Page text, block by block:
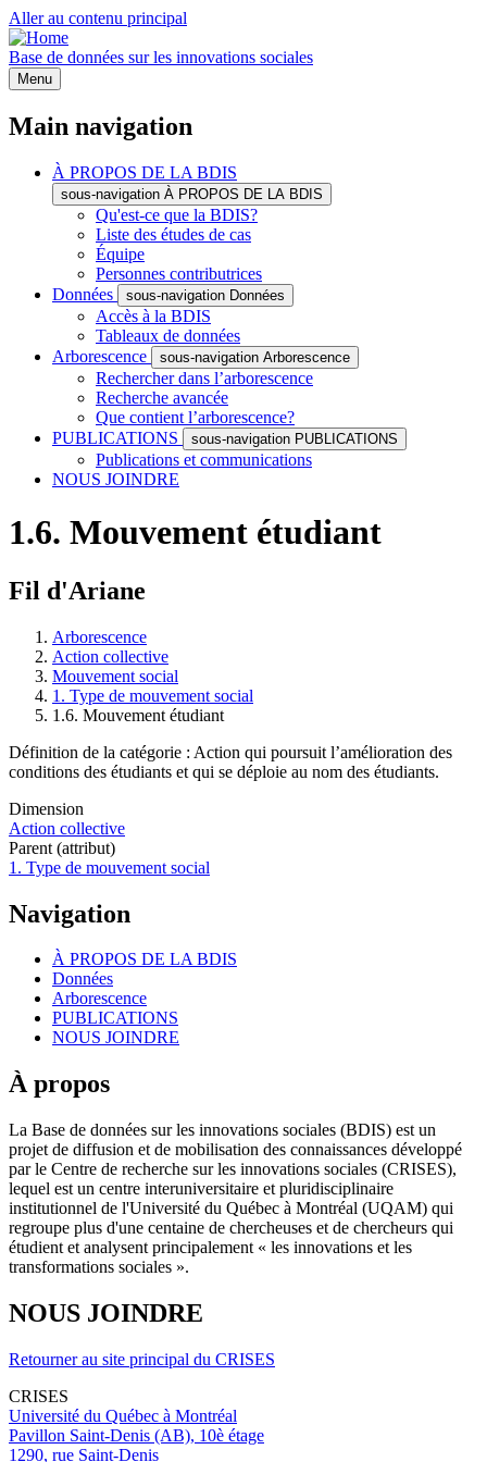
Aller au contenu principal
Base de données sur les innovations sociales
Menu
Main navigation
À PROPOS DE LA BDIS
sous-navigation À PROPOS DE LA BDIS
Qu'est-ce que la BDIS?
Liste des études de cas
Équipe
Personnes contributrices
Données
sous-navigation Données
Accès à la BDIS
Tableaux de données
Arborescence
sous-navigation Arborescence
Rechercher dans l’arborescence
Recherche avancée
Que contient l’arborescence?
PUBLICATIONS
sous-navigation PUBLICATIONS
Publications et communications
NOUS JOINDRE
1.6. Mouvement étudiant
Fil d'Ariane
Arborescence
Action collective
Mouvement social
1. Type de mouvement social
1.6. Mouvement étudiant
Définition de la catégorie : Action qui poursuit l’amélioration des
conditions des étudiants et qui se déploie au nom des étudiants.
Dimension
Action collective
Parent (attribut)
1. Type de mouvement social
Navigation
À PROPOS DE LA BDIS
Données
Arborescence
PUBLICATIONS
NOUS JOINDRE
À propos
La Base de données sur les innovations sociales (BDIS) est un
projet de diffusion et de mobilisation des connaissances développé
par le Centre de recherche sur les innovations sociales (CRISES),
lequel est un centre interuniversitaire et pluridisciplinaire
institutionnel de l'Université du Québec à Montréal (UQAM) qui
regroupe plus d'une centaine de chercheuses et de chercheurs qui
étudient et analysent principalement « les innovations et les
transformations sociales ».
NOUS JOINDRE
Retourner au site principal du CRISES
CRISES
Université du Québec à Montréal
Pavillon Saint-Denis (AB), 10è étage
1290, rue Saint-Denis